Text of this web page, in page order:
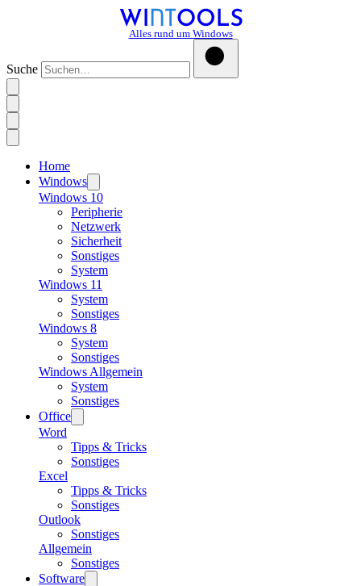
Alles rund um Windows
Suche
Home
Windows
Windows 10
Peripherie
Netzwerk
Sicherheit
Sonstiges
System
Windows 11
System
Sonstiges
Windows 8
System
Sonstiges
Windows Allgemein
System
Sonstiges
Office
Word
Tipps & Tricks
Sonstiges
Excel
Tipps & Tricks
Sonstiges
Outlook
Sonstiges
Allgemein
Sonstiges
Software